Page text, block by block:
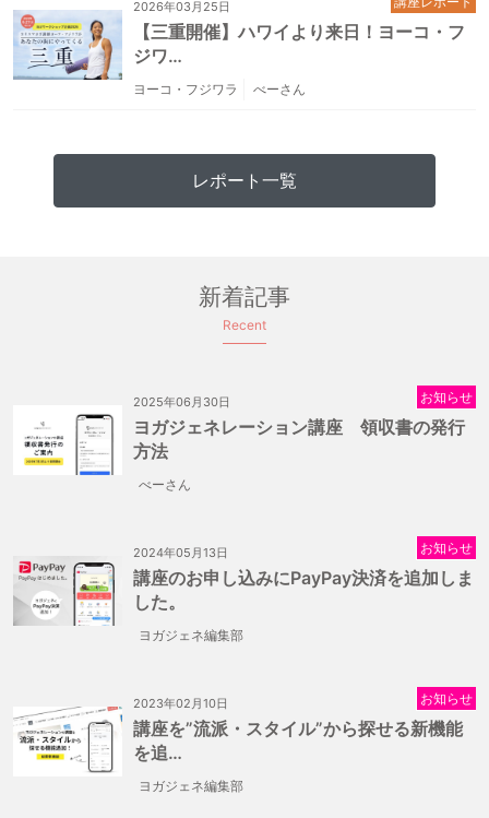
2026年03月25日
【三重開催】ハワイより来日！ヨーコ・フ
ジワ…
ヨーコ・フジワラ べーさん
レポート一覧
新着記事
Recent
2025年06月30日
ヨガジェネレーション講座 領収書の発行
方法
べーさん
お知らせ
2024年05月13日
講座のお申し込みにPayPay決済を追加しま
した。
ヨガジェネ編集部
お知らせ
2023年02月10日
講座を”流派・スタイル”から探せる新機能
を追…
ヨガジェネ編集部
お知らせ